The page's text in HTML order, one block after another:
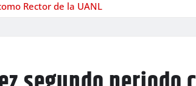
Rector de la UANL